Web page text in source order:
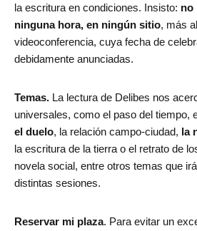
la escritura en condiciones. Insisto: no
ninguna hora, en ningún sitio, más
videoconferencia, cuya fecha de
debidamente anunciadas.
Temas. La lectura de Delibes nos
universales, como el paso del tiempo,
el duelo, la relación campo-ciudad, la
la escritura de la tierra o el retrato de
novela social, entre otros temas que
distintas sesiones.
Reservar mi plaza. Para evitar un